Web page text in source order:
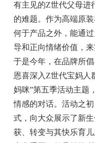
有主见的Z世代父母进
的难题。作为高端原
何于产品之外，能通
导和正向情绪价值，
于是今年，在品牌所
恩喜深入Z世代宝妈人
妈咪”第五季活动主题
情感的对话。活动之
式，向大众展示了新
获、转变与其快乐育